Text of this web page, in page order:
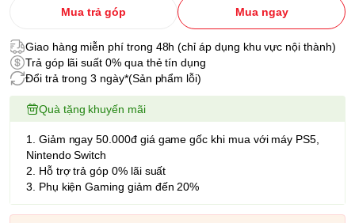
Mua trả góp Mua ngay
Giao hàng miễn phí trong 48h (chỉ áp dụng khu vực nội thành)
Trả góp lãi suất 0% qua thẻ tín dụng
Đổi trả trong 3 ngày*(Sản phẩm lỗi)
Quà tặng khuyến mãi
1. Giảm ngay 50.000đ giá game gốc khi mua với máy PS5,
Nintendo Switch
2. Hỗ trợ trả góp 0% lãi suất
3. Phụ kiện Gaming giảm đến 20%